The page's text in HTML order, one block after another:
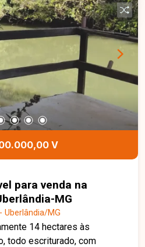
V
para venda na
MG
Uberlândia/MG
14 hectares às
todo escriturado, com